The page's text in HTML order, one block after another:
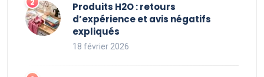
Produits H2O : retours
d’expérience et avis négatifs
expliqués
18 février 2026